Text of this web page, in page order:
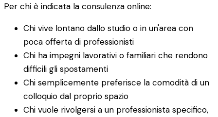
Per chi è indicata la consulenza online:
Chi vive lontano dallo studio o in un'area con
poca offerta di professionisti
Chi ha impegni lavorativi o familiari che rendono
difficili gli spostamenti
Chi semplicemente preferisce la comodità di un
colloquio dal proprio spazio
Chi vuole rivolgersi a un professionista specifico,